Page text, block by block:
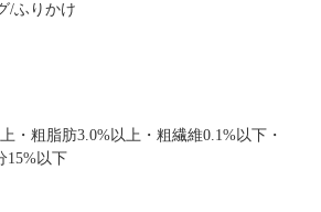
/ふりかけ
・粗脂肪3.0%以上・粗繊維0.1%以下・
15%以下